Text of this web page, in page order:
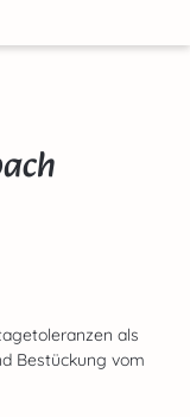
als
Bestückung vom